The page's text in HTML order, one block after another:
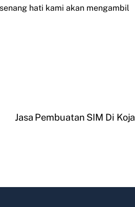
hati kami akan mengambil
Jasa Pembuatan SIM Di Koja